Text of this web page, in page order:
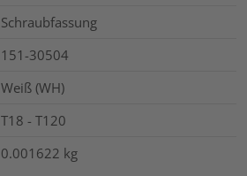
Schraubfassung
151-30504
Weiß (WH)
T18 - T120
0.001622 kg